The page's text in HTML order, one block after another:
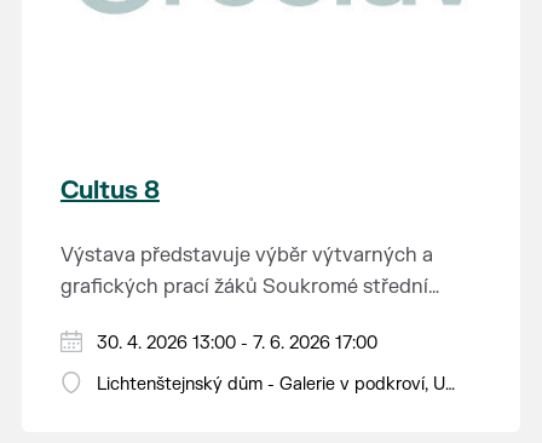
Cultus 8
Výstava představuje výběr výtvarných a
grafických prací žáků Soukromé střední
30. 4. 2026 13:00 - 7. 6. 2026 17:00
Lichtenštejnský dům - Galerie v podkroví, U